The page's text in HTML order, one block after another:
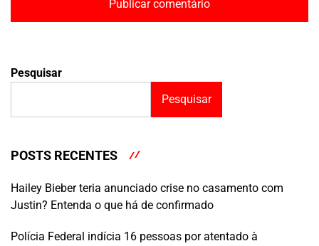
Pesquisar
Pesquisar
POSTS RECENTES
Hailey Bieber teria anunciado crise no casamento com
Justin? Entenda o que há de confirmado
Polícia Federal indícia 16 pessoas por atentado à